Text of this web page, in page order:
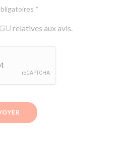
*
relatives aux avis.